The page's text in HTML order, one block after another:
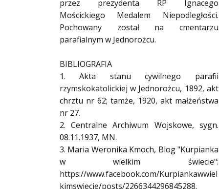
przez prezydenta RP Ignacego
Mościckiego Medalem Niepodległości.
Pochowany został na cmentarzu
parafialnym w Jednorożcu.
BIBLIOGRAFIA
1. Akta stanu cywilnego parafii
rzymskokatolickiej w Jednorożcu, 1892, akt
chrztu nr 62; tamże, 1920, akt małżeństwa
nr 27.
2. Centralne Archiwum Wojskowe, sygn.
08.11.1937, MN.
3. Maria Weronika Kmoch, Blog "Kurpianka
w wielkim świecie":
https://www.facebook.com/Kurpiankawwiel
kimswiecie/posts/2266344296845288.